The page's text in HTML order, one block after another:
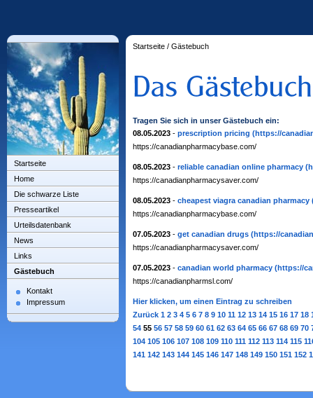
Startseite
Home
Die schwarze Liste
Presseartikel
Urteilsdatenbank
News
Links
Gästebuch
Kontakt
Impressum
Startseite / Gästebuch
Tragen Sie sich in unser Gästebuch ein:
08.05.2023 - prescription pricing (https://
https://canadianpharmacybase.com/
08.05.2023 - reliable canadian online pharmacy
https://canadianpharmacysaver.com/
08.05.2023 - cheapest viagra canadian pharmacy
https://canadianpharmacybase.com/
07.05.2023 - get canadian drugs (https://
https://canadianpharmacysaver.com/
07.05.2023 - canadian world pharmacy (https://
https://canadianpharmsl.com/
Hier klicken, um einen Eintrag zu schreiben
Zurück 1 2 3 4 5 6 7 8 9 10 11 12 13 14 15 16 17 18
54 55 56 57 58 59 60 61 62 63 64 65 66 67 68 69 70
104 105 106 107 108 109 110 111 112 113 114 115
141 142 143 144 145 146 147 148 149 150 151 152